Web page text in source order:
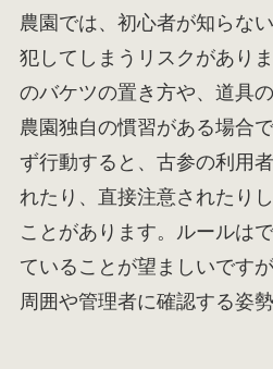
農園では、初心者が知らな
犯してしまうリスクがあり
のバケツの置き方や、道具
農園独自の慣習がある場合
ず行動すると、古参の利用
れたり、直接注意されたり
ことがあります。ルールは
ていることが望ましいです
周囲や管理者に確認する姿